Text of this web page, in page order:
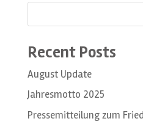
Recent Posts
August Update
Jahresmotto 2025
Pressemitteilung zum